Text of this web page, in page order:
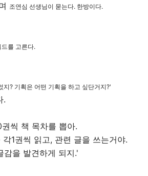
조연심 선생님이 묻는다. 한방이다.
를 고른다.
? 기획은 어떤 기획을 하고 싶단거지?'
.
씩 책 목차를 뽑아.
1권씩 읽고, 관련 글을 쓰는거야.
감을 발견하게 되지.'